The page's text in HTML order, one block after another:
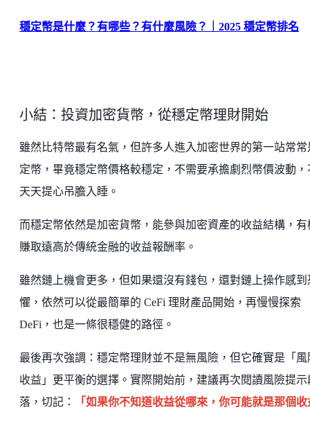
穩定幣是什麼？有哪些？有什麼風險？｜2025 穩定幣排名
小結：投資加密貨幣，從穩定幣理財開始
雖然比特幣最有名氣，但許多人進入加密世界的第一站常常
定幣，畢竟穩定幣價格較穩定，不需要承擔劇烈幣價波動，
天天提心吊膽入睡。
而穩定幣依然是加密貨幣，能參與加密資產的收益結構，有
賺取遠高於傳統金融的收益報酬率。
雖然鏈上機會更多，但如果還沒有錢包，還對鏈上操作感到
懼，依然可以從最簡單的 CeFi 理財產品開始，再慢慢探索
DeFi，也是一條很穩健的路徑。
最後再次強調：穩定幣理財並不是無風險，但它確實是「風
收益」更平衡的選擇。實際開始前，建議再次閱讀風險提示
落，切記：
「如果你不知道收益從哪來，你可能就是那個收